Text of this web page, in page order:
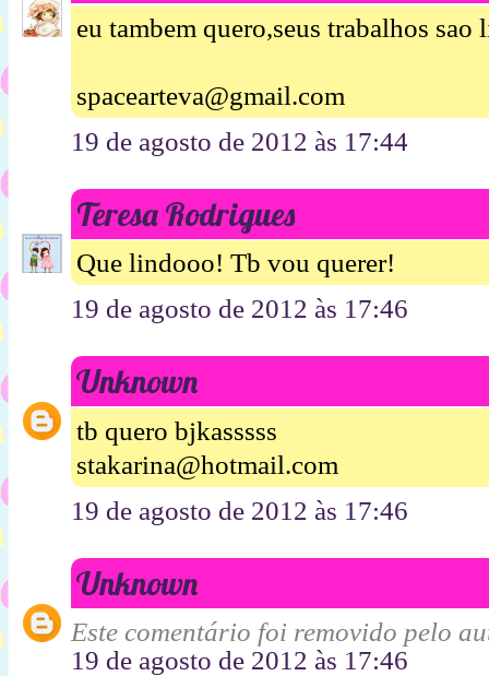
eu tambem quero,seus trabalhos sao
spacearteva@gmail.com
19 de agosto de 2012 às 17:44
Teresa Rodrigues
Que lindooo! Tb vou querer!
19 de agosto de 2012 às 17:46
Unknown
tb quero bjkasssss
stakarina@hotmail.com
19 de agosto de 2012 às 17:46
Unknown
Este comentário foi removido pelo
19 de agosto de 2012 às 17:46